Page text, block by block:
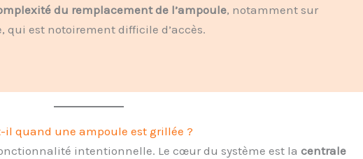
du remplacement de l’ampoule, notamment sur
qui est notoirement difficile d’accès.
il quand une ampoule est grillée ?
intentionnelle. Le cœur du système est la centrale